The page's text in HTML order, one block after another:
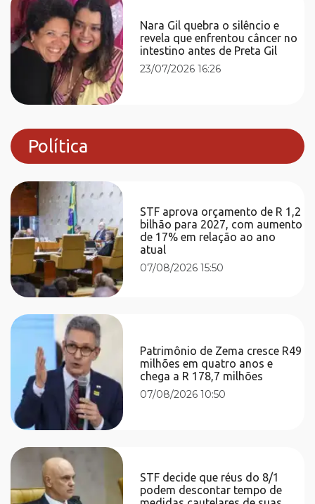
Nara Gil quebra o silêncio e
revela que enfrentou câncer no
intestino antes de Preta Gil
23/07/2026 16:26
Política
STF aprova orçamento de R 1,2
bilhão para 2027, com aumento
de 17% em relação ao ano
atual
07/08/2026 15:50
Patrimônio de Zema cresce R49
milhões em quatro anos e
chega a R 178,7 milhões
07/08/2026 10:50
STF decide que réus do 8/1
podem descontar tempo de